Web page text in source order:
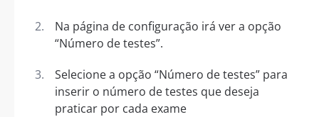
Na página de configuração irá ver a opção
“Número de testes”.
Selecione a opção “Número de testes” para
inserir o número de testes que deseja
praticar por cada exame